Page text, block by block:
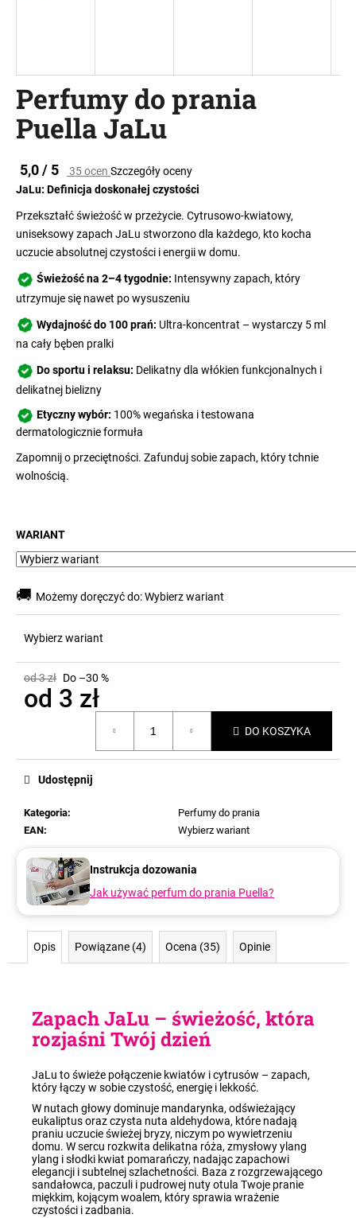
Perfumy do prania
Puella JaLu
Średnia
produktu
wynosi
5,0
5
gwiazdek.
5,0 / 5 35 ocen Szczegóły oceny
JaLu: Definicja doskonałej czystości
Przekształć świeżość w przeżycie. Cytrusowo-kwiatowy,
uniseksowy zapach JaLu stworzono dla każdego, kto kocha
uczucie absolutnej czystości i energii w domu.
Świeżość na 2–4 tygodnie: Intensywny zapach, który
utrzymuje się nawet po wysuszeniu
Wydajność do 100 prań: Ultra-koncentrat – wystarczy 5 ml
na cały bęben pralki
Do sportu i relaksu: Delikatny dla włókien funkcjonalnych i
delikatnej bielizny
Etyczny wybór: 100% wegańska i testowana
dermatologicznie formuła
Zapomnij o przeciętności. Zafunduj sobie zapach, który tchnie
wolnością.
WARIANT
🚚 Możemy doręczyć do:Wybierz wariant
Wybierz wariant
od 3 zł Do –30 %
od 3 zł
DO KOSZYKA
Kategoria:
Perfumy do prania
EAN: Wybierz wariant
Udostępnij
Instrukcja dozowania
Jak używać perfum do prania Puella?
Opis Powiązane (4) Ocena (35) Opinie
Zapach JaLu – świeżość, która
rozjaśni Twój dzień
JaLu to świeże połączenie kwiatów i cytrusów – zapach,
który łączy w sobie czystość, energię i lekkość.
W nutach głowy dominuje mandarynka, odświeżający
eukaliptus oraz czysta nuta aldehydowa, które nadają
praniu uczucie świeżej bryzy, niczym po wywietrzeniu
domu. W sercu rozkwita delikatna róża, zmysłowy ylang
ylang i słodki kwiat pomarańczy, nadając zapachowi
elegancji i subtelnej szlachetności. Baza z rozgrzewającego
sandałowca, paczuli i pudrowej nuty otula Twoje pranie
miękkim, kojącym woalem, który sprawia wrażenie
czystości i zadbania.
P
e
c
a
m
y